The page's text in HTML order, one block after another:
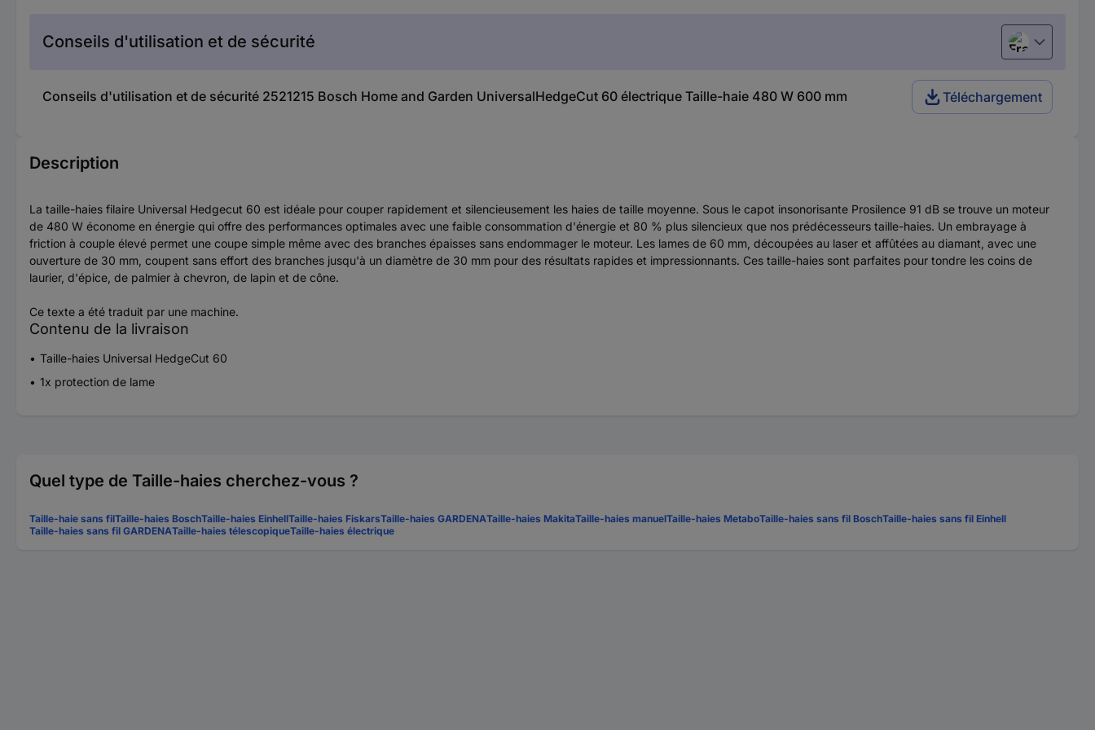
Conseils d'utilisation et de sécurité Français
Conseils d'utilisation et de sécurité 2521215 Bosch Home and Garden UniversalHedgeCut 60 électrique Taille-haie 480 W 600 mm Téléchargement
Description
La taille-haies filaire Universal Hedgecut 60 est idéale pour couper rapidement et silencieusement les haies de taille moyenne. Sous le capot insonorisante Prosilence 91 dB se trouve un moteur
de 480 W économe en énergie qui offre des performances optimales avec une faible consommation d'énergie et 80 % plus silencieux que nos prédécesseurs taille-haies. Un embrayage à
friction à couple élevé permet une coupe simple même avec des branches épaisses sans endommager le moteur. Les lames de 60 mm, découpées au laser et affûtées au diamant, avec une
ouverture de 30 mm, coupent sans effort des branches jusqu'à un diamètre de 30 mm pour des résultats rapides et impressionnants. Ces taille-haies sont parfaites pour tondre les coins de
laurier, d'épice, de palmier à chevron, de lapin et de cône.
Ce texte a été traduit par une machine.
Contenu de la livraison
Taille-haies Universal HedgeCut 60
1x protection de lame
Quel type de Taille-haies cherchez-vous ?
Taille-haie sans filTaille-haies BoschTaille-haies EinhellTaille-haies FiskarsTaille-haies GARDENATaille-haies MakitaTaille-haies manuelTaille-haies MetaboTaille-haies sans fil BoschTaille-haies sans fil Einhell
Taille-haies sans fil GARDENATaille-haies télescopiqueTaille-haies électrique